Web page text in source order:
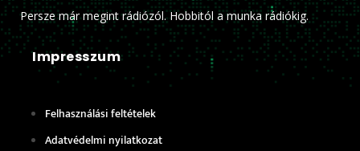
Persze már megint rádiózól. Hobbitól a munka rádiókig.
Impresszum
Felhasználási feltételek
Adatvédelmi nyilatkozat